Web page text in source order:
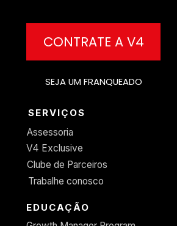
CONTRATE A V4
SEJA UM FRANQUEADO
SERVIÇOS
Assessoria
V4 Exclusive
Clube de Parceiros
Trabalhe conosco
EDUCAÇÃO